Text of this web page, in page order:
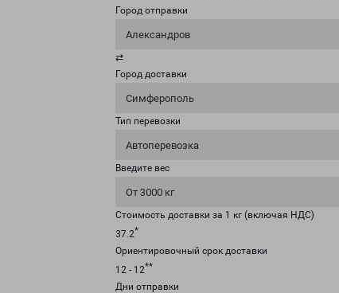
Город отправки
Александров
⇄
Город доставки
Симферополь
Тип перевозки
Автоперевозка
Введите вес
От 3000 кг
Стоимость доставки за 1 кг (включая НДС)
37.2*
Ориентировочный срок доставки
12 - 12**
Дни отправки